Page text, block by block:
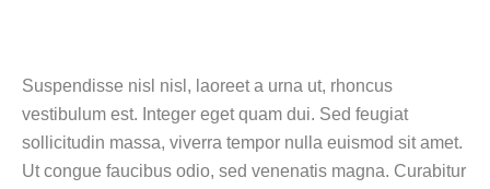
Suspendisse nisl nisl, laoreet a urna ut, rhoncus
vestibulum est. Integer eget quam dui. Sed feugiat
sollicitudin massa, viverra tempor nulla euismod sit amet.
Ut congue faucibus odio, sed venenatis magna. Curabitur